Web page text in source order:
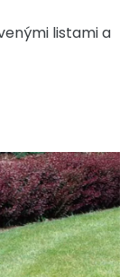
listami a